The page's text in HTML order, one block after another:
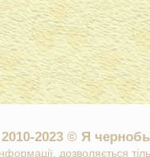
2010-2023 © Я
дозволяється